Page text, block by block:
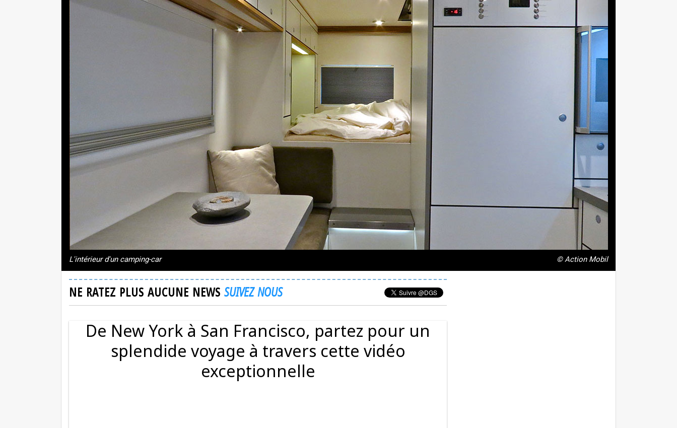
L'intérieur d'un camping-car © Action Mobil
NE RATEZ PLUS AUCUNE NEWS SUIVEZ NOUS
De New York à San Francisco, partez pour un
splendide voyage à travers cette vidéo
exceptionnelle